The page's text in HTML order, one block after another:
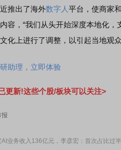
推出了海外数字人 平台，使商家
容，“我们从头开始深度本地化
化上进行了调整，以引起当地观众
助理，立即体验
更新!这些个股/板块可以关注>
报
业务收入136亿元，李彦宏：首次占比过半